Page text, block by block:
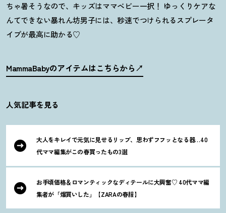
ちゃ暑そうなので、キッズはママベビー一択 ！ ゆっくりケアな
んてできない暴れん坊男子には、秒速でつけられるスプレータ
イプが最高に助かる♡
MammaBabyのアイテムはこちらから
人気記事を見る
大人をキレイで元気に見せるリップ、思わずフフッとなる器…40
代ママ編集がこの春買ったもの3選
お手頃価格＆ロマンティックなディテールに大興奮♡ 40代ママ編
集者が「爆買いした」【ZARAの春服】